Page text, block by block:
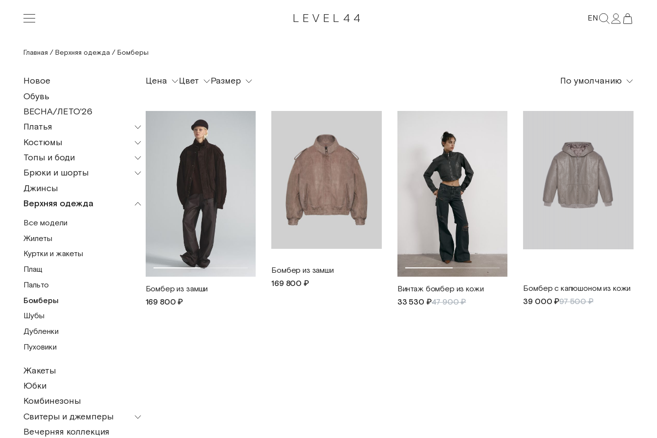
LEVEL44 EN
Главная / Верхняя одежда / Бомберы
Новое
Обувь
ВЕСНА/ЛЕТО'26
Платья
Все модели
Мини
Миди
Макси
Костюмы
Все модели
Пижамные костюмы
Топы и боди
Все модели
Топы
Майка
Брюки и шорты
Все модели
Кюлоты
Бермуды
Брюки
Шорты
Джинсы
Верхняя одежда
Все модели
Жилеты
Куртки и жакеты
Плащ
Пальто
Бомберы
Шубы
Дубленки
Пуховики
Жакеты
Юбки
Комбинезоны
Свитеры и джемперы
Все модели
Вечерняя коллекция
Цена Цвет Размер По умолчанию
Бомбер из замши
169 800 ₽
Бомбер из замши
169 800 ₽
Винтаж бомбер из кожи
33 530 ₽47 900 ₽
Бомбер с капюшоном из кожи
39 000 ₽97 500 ₽